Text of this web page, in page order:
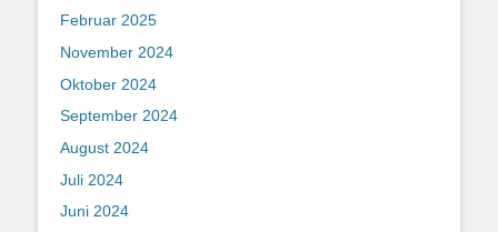
Februar 2025
November 2024
Oktober 2024
September 2024
August 2024
Juli 2024
Juni 2024